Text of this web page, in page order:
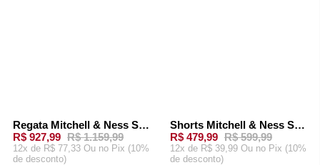
-20%Regata Mitchell & Ness Split Swingman Jersey Seattle Supersonics 1995-96 Gary Payton Verde
R$ 927,99 R$ 1.159,99
12x de R$ 77,33 Ou no Pix (10%
de desconto)
-20%Shorts Mitchell & Ness Swingman Seattle SuperSonics Road 1995-96 Verde
R$ 479,99 R$ 599,99
12x de R$ 39,99 Ou no Pix (10%
de desconto)